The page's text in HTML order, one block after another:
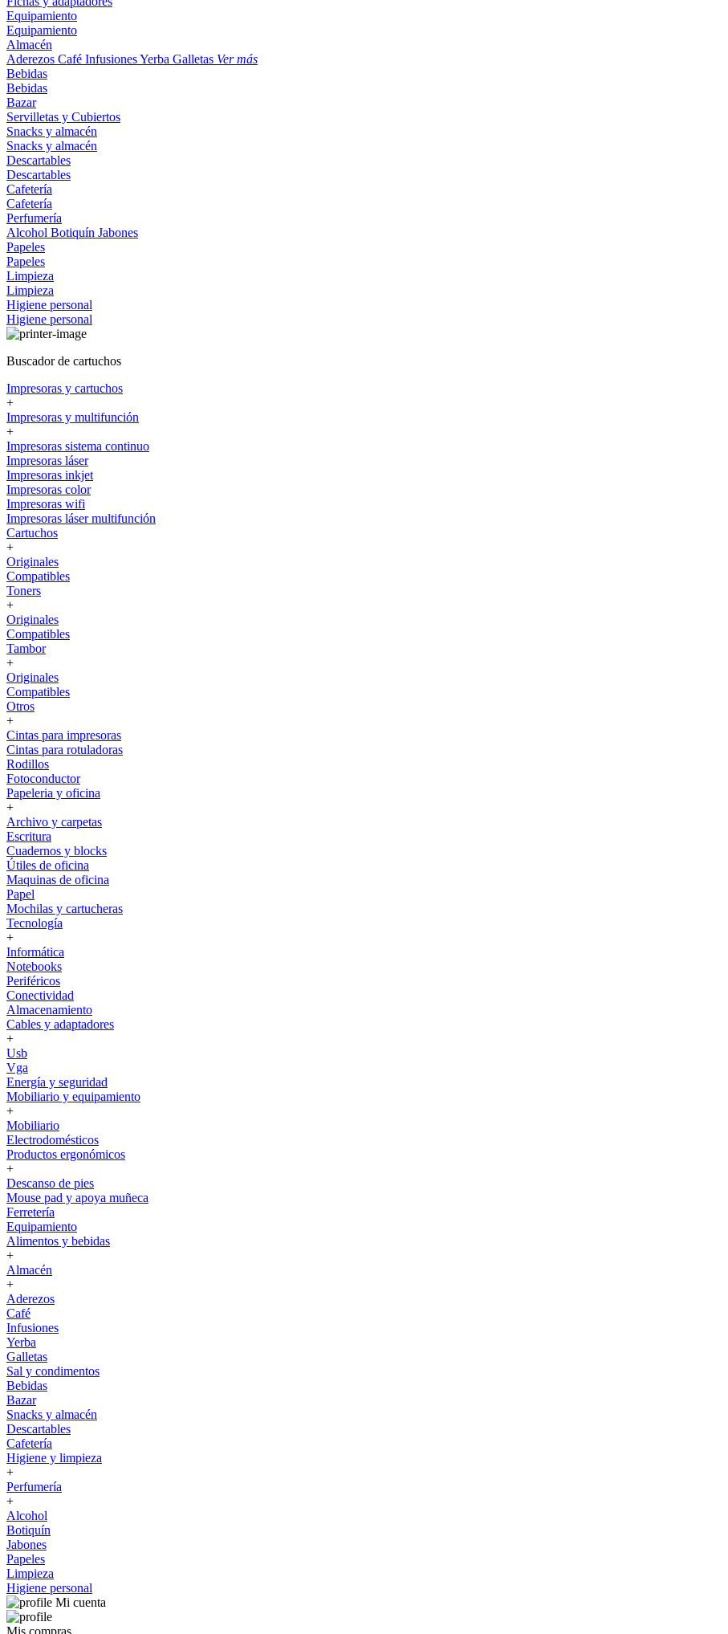
Equipamiento
Equipamiento
Almacén
Aderezos Café InfusionesYerba Galletas Ver más
Bebidas
Bebidas
Bazar
Servilletas y Cubiertos
Snacks y almacén
Snacks y almacén
Descartables
Descartables
Cafetería
Cafetería
Perfumería
Alcohol Botiquín Jabones
Papeles
Papeles
Limpieza
Limpieza
Higiene personal
Higiene personal
Buscador de cartuchos
Impresoras y cartuchos
+
Impresoras y multifunción
+
Impresoras sistema continuo
Impresoras láser
Impresoras inkjet
Impresoras color
Impresoras wifi
Impresoras láser multifunción
Cartuchos
+
Originales
Compatibles
Toners
+
Originales
Compatibles
Tambor
+
Originales
Compatibles
Otros
+
Cintas para impresoras
Cintas para rotuladoras
Rodillos
Fotoconductor
Papeleria y oficina
+
Archivo y carpetas
Escritura
Cuadernos y blocks
Útiles de oficina
Maquinas de oficina
Papel
Mochilas y cartucheras
Tecnología
+
Informática
Notebooks
Periféricos
Conectividad
Almacenamiento
Cables y adaptadores
+
Usb
Vga
Energía y seguridad
Mobiliario y equipamiento
+
Mobiliario
Electrodomésticos
Productos ergonómicos
+
Descanso de pies
Mouse pad y apoya muñeca
Ferretería
Equipamiento
Alimentos y bebidas
+
Almacén
+
Aderezos
Café
Infusiones
Yerba
Galletas
Sal y condimentos
Bebidas
Bazar
Snacks y almacén
Descartables
Cafetería
Higiene y limpieza
+
Perfumería
+
Alcohol
Botiquín
Jabones
Papeles
Limpieza
Higiene personal
Mi cuenta
Mis compras